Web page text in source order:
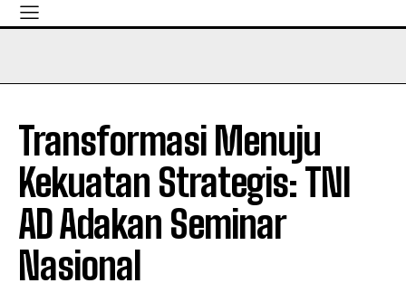
Transformasi Menuju
Kekuatan Strategis: TNI
AD Adakan Seminar
Nasional